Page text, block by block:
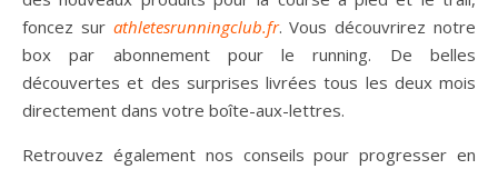
foncez sur athletesrunningclub.fr. Vous découvrirez notre
box par abonnement pour le running. De belles
découvertes et des surprises livrées tous les deux mois
directement dans votre boîte-aux-lettres.
Retrouvez également nos conseils pour progresser en